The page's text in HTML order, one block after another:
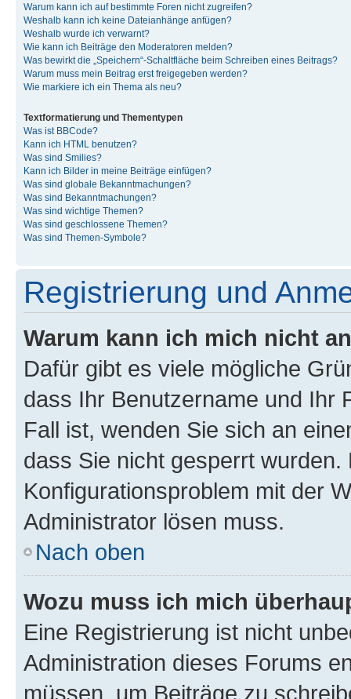
Warum kann ich auf bestimmte Foren nicht zugreifen?
Weshalb kann ich keine Dateianhänge anfügen?
Weshalb wurde ich verwarnt?
Wie kann ich Beiträge den Moderatoren melden?
Was bewirkt die „Speichern“-Schaltfläche beim Schreiben eines Beitrags?
Warum muss mein Beitrag erst freigegeben werden?
Wie markiere ich ein Thema als neu?
Textformatierung und Thementypen
Was ist BBCode?
Kann ich HTML benutzen?
Was sind Smilies?
Kann ich Bilder in meine Beiträge einfügen?
Was sind globale Bekanntmachungen?
Was sind Bekanntmachungen?
Was sind wichtige Themen?
Was sind geschlossene Themen?
Was sind Themen-Symbole?
Registrierung und
Warum kann ich mich nicht
Dafür gibt es viele mögliche
dass Ihr Benutzername und Ihr
Fall ist, wenden Sie sich an
dass Sie nicht gesperrt
Konfigurationsproblem mit der
Administrator lösen muss.
Nach oben
Wozu muss ich mich
Eine Registrierung ist nicht
Administration dieses Forums
müssen, um Beiträge zu